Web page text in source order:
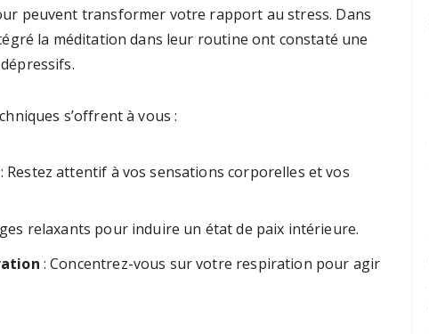
peuvent transformer votre rapport au stress. Dans
la méditation dans leur routine ont constaté une
s’offrent à vous :
: Restez attentif à vos sensations corporelles et vos
relaxants pour induire un état de paix intérieure.
: Concentrez-vous sur votre respiration pour agir